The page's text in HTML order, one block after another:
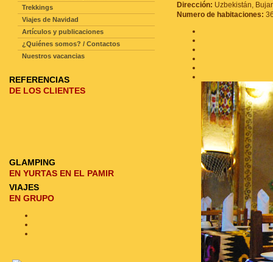
Dirección: Uzbekistán,
Numero de habitaciones:
Trekkings
Viajes de Navidad
Artículos y publicaciones
¿Quiénes somos? / Contactos
Nuestros vacancias
REFERENCIAS
DE LOS CLIENTES
GLAMPING
EN YURTAS EN EL PAMIR
VIAJES
EN GRUPO